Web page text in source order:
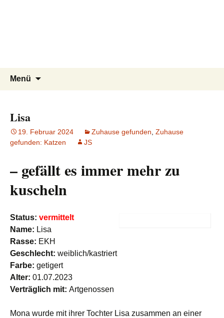
Tier Natur und Artenschutz
Siebengebirge e.V.
Tierschutzverein seit 1985 im
Siebengebirge – Orscheider
Menü
Lisa
19. Februar 2024 Zuhause gefunden Zuhause
gefunden: Katzen
JS
– gefällt es immer mehr zu
kuscheln
Status: vermittelt
Name: Lisa
Rasse: EKH
Geschlecht: weiblich/kastriert
Farbe: getigert
Alter: 01.07.2023
Verträglich mit: Artgenossen
Mona wurde mit ihrer Tochter Lisa zusammen an einer